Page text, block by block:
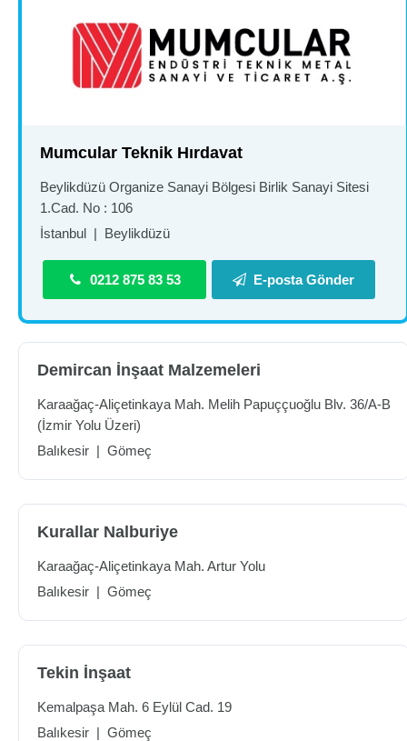
Mumcular Teknik Hırdavat
Beylikdüzü Organize Sanayi Bölgesi Birlik Sanayi Sitesi
1.Cad. No : 106
İstanbul | Beylikdüzü
0212 875 83 53 E-posta Gönder
Demircan İnşaat Malzemeleri
Karaağaç-Aliçetinkaya Mah. Melih Papuççuoğlu Blv. 36/A-B
(İzmir Yolu Üzeri)
Balıkesir | Gömeç
Kurallar Nalburiye
Karaağaç-Aliçetinkaya Mah. Artur Yolu
Balıkesir | Gömeç
Tekin İnşaat
Kemalpaşa Mah. 6 Eylül Cad. 19
Balıkesir | Gömeç